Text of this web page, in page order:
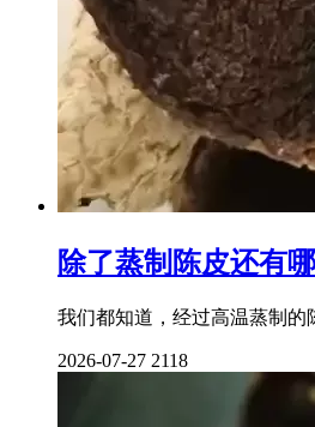
除了蒸制陈皮还有
我们都知道，经过高温蒸制
2026-07-27 2118